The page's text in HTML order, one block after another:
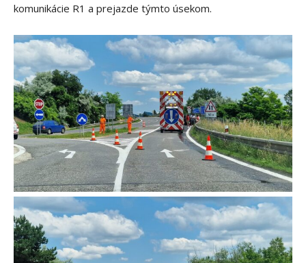
komunikácie R1 a prejazde týmto úsekom.